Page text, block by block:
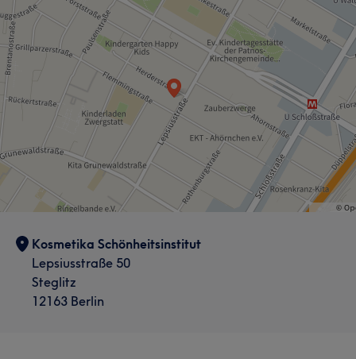
Kosmetika Schönheitsinstitut
Lepsiusstraße 50
Steglitz
12163 Berlin